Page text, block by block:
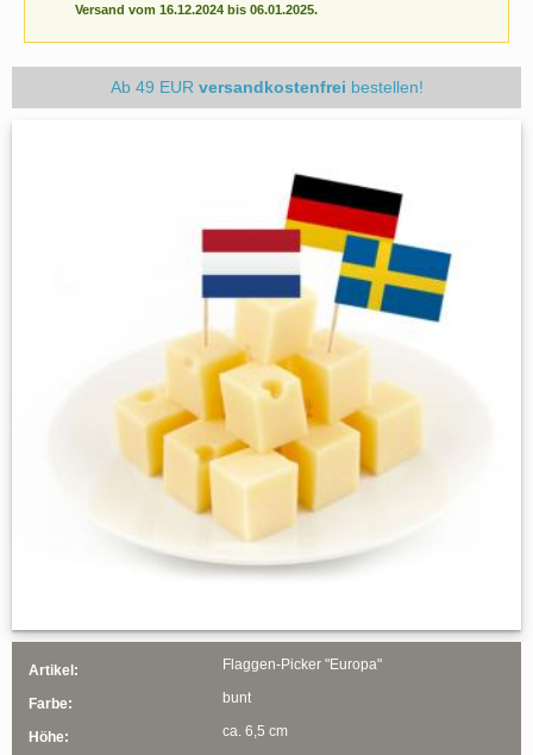
Versand vom 16.12.2024 bis 06.01.2025.
Ab 49 EUR versandkostenfrei bestellen!
Artikel: Flaggen-Picker "Europa"
Farbe: bunt
Höhe: ca. 6,5 cm